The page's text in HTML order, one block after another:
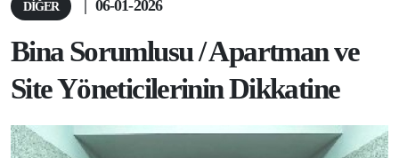
DIĞER | 06-01-2026
Bina Sorumlusu / Apartman ve
Site Yöneticilerinin Dikkatine